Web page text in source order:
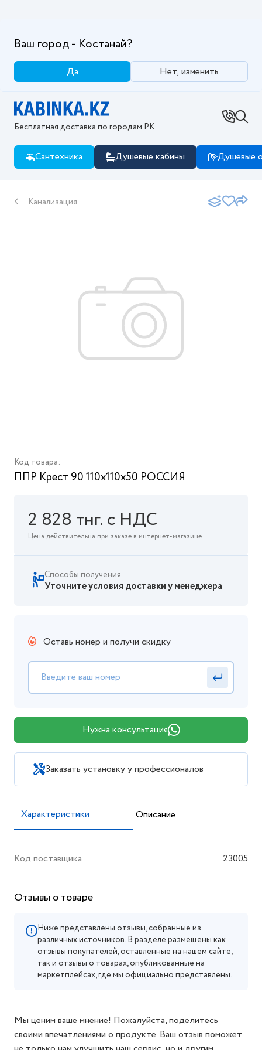
Ваш город - Костанай?
Да Нет, изменить
Бесплатная доставка по городам РК
Сантехника Душевые кабины Душевые
Канализация
Код товара:
ППР Крест 90 110x110x50 РОССИЯ
2 828 тнг. с НДС
Цена действительна при заказе в интернет-магазине.
Способы получения
Уточните условия доставки у менеджера
Оставь номер и получи скидку
Нужна консультация
Заказать установку у профессионалов
Характеристики Описание
Код поставщика 23005
Отзывы о товаре
Ниже представлены отзывы, собранные из
различных источников. В разделе размещены как
отзывы покупателей, оставленные на нашем сайте,
так и отзывы о товарах, опубликованные на
маркетплейсах, где мы официально представлены.
Мы ценим ваше мнение! Пожалуйста, поделитесь
своими впечатлениями о продукте. Ваш отзыв поможет